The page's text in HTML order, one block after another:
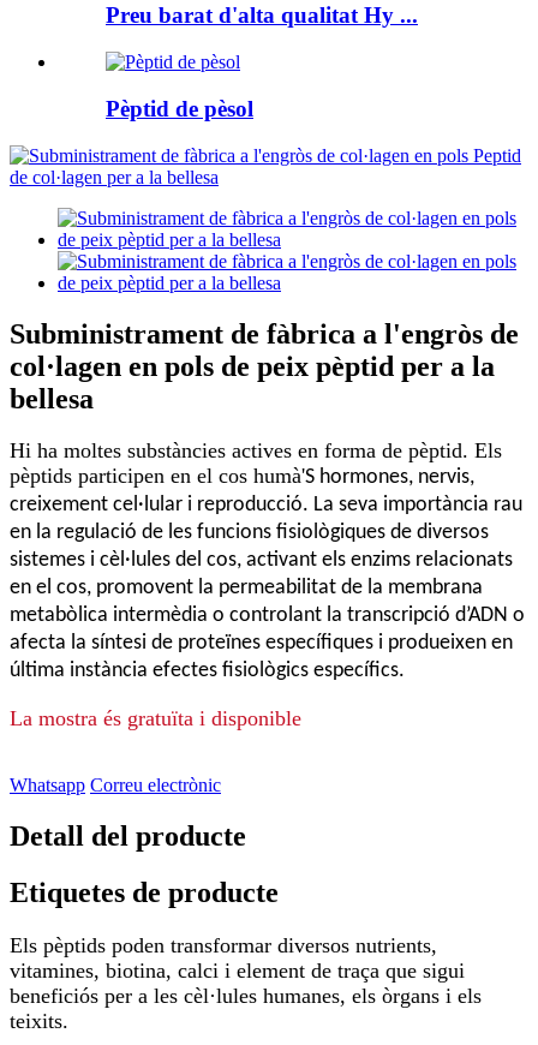
Preu barat d'alta qualitat Hy ...
Pèptid de pèsol
Subministrament de fàbrica a l'engròs de
col·lagen en pols de peix pèptid per a la
bellesa
Hi ha moltes substàncies actives en forma de pèptid. Els
pèptids participen en el cos humà'S hormones, nervis,
creixement cel·lular i reproducció. La seva importància rau
en la regulació de les funcions fisiològiques de diversos
sistemes i cèl·lules del cos, activant els enzims relacionats
en el cos, promovent la permeabilitat de la membrana
metabòlica intermèdia o controlant la transcripció d’ADN o
afecta la síntesi de proteïnes específiques i produeixen en
última instància efectes fisiològics específics.
La mostra és gratuïta i disponible
Whatsapp Correu electrònic
Detall del producte
Etiquetes de producte
Els pèptids poden transformar diversos nutrients,
vitamines, biotina, calci i element de traça que sigui
beneficiós per a les cèl·lules humanes, els òrgans i els
teixits.